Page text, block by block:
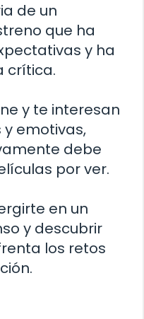
de un
que ha
y ha
crítica.
y te interesan
emotivas,
debe
por ver.
en un
y descubrir
los retos